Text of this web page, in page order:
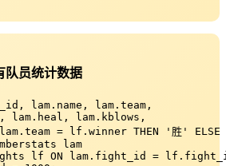
队员统计数据
lam.name, lam.team,
lam.heal, lam.kblows,
= lf.winner THEN '胜' ELSE
lam
lf ON lam.fight_id =